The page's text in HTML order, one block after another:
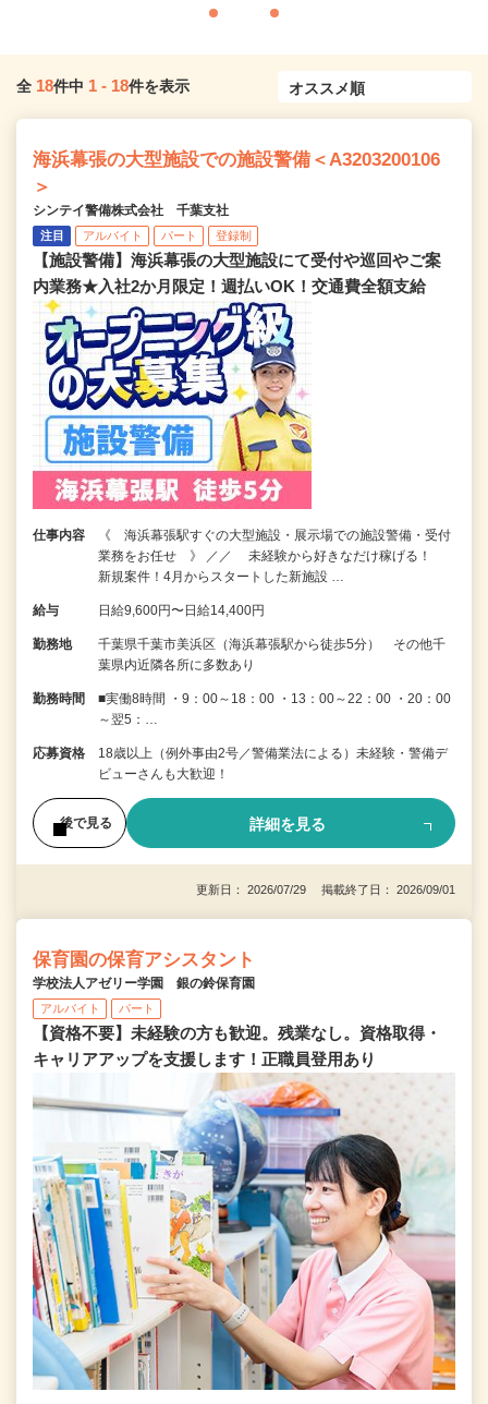
全 18件中 1 - 18件を表示
海浜幕張の大型施設での施設警備＜A3203200106
＞
シンテイ警備株式会社 千葉支社
注目 アルバイト パート 登録制
【施設警備】海浜幕張の大型施設にて受付や巡回やご案
内業務★入社2か月限定！週払いOK！交通費全額支給
仕事内容
《 海浜幕張駅すぐの大型施設・展示場での施設警備・受付
業務をお任せ 》 ／／ 未経験から好きなだけ稼げる！
新規案件！4月からスタートした新施設 …
給与 日給9,600円〜日給14,400円
勤務地
千葉県千葉市美浜区（海浜幕張駅から徒歩5分） その他千
葉県内近隣各所に多数あり
勤務時間
■実働8時間 ・9：00～18：00 ・13：00～22：00 ・20：00
～翌5：…
応募資格
18歳以上（例外事由2号／警備業法による）未経験・警備デ
ビューさんも大歓迎！
後で見る 詳細を見る
更新日： 2026/07/29 掲載終了日： 2026/09/01
保育園の保育アシスタント
学校法人アゼリー学園 銀の鈴保育園
アルバイト パート
【資格不要】未経験の方も歓迎。残業なし。資格取得・
キャリアアップを支援します！正職員登用あり